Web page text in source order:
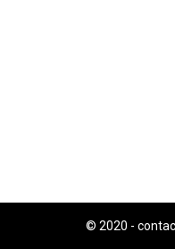
© 2020 -